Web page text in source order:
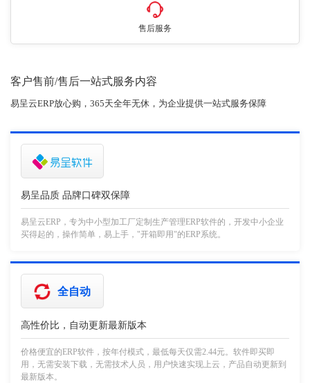
售后服务
客户售前/售后一站式服务内容
易呈云ERP放心购，365天全年无休，为企业提供一站式服务保障
易呈品质 品牌口碑双保障
易呈云ERP，专为中小型加工厂定制生产管理ERP软件的，开发中小企业
买得起的，操作简单，易上手，"开箱即用"的ERP系统。
全自动
高性价比，自动更新最新版本
价格便宜的ERP软件，按年付模式，最低每天仅需2.44元。软件即买即
用，无需安装下载，无需技术人员，用户快速实现上云，产品自动更新到
最新版本。